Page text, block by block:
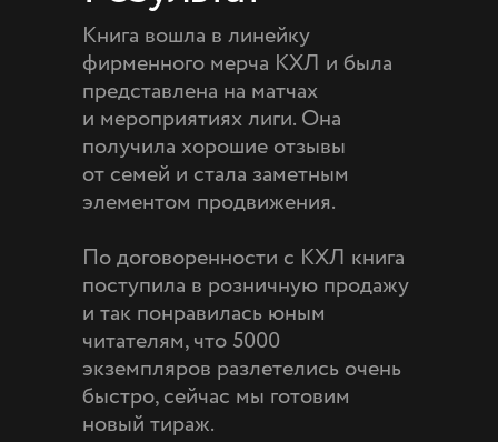
Книга вошла в линейку
фирменного мерча КХЛ и была
представлена на матчах
и мероприятиях лиги. Она
получила хорошие отзывы
от семей и стала заметным
элементом продвижения.
По договоренности с КХЛ книга
поступила в розничную продажу
и так понравилась юным
читателям, что 5000
экземпляров разлетелись очень
быстро, сейчас мы готовим
новый тираж.